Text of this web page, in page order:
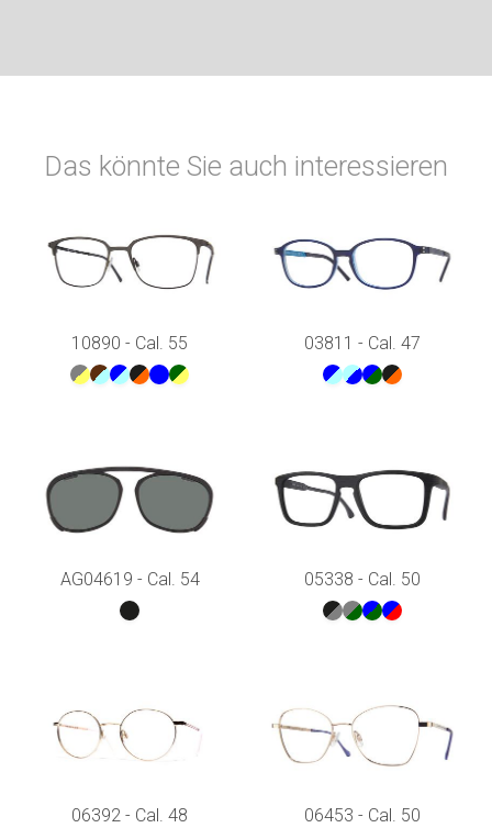
Das könnte Sie auch interessieren
10890 - Cal. 55 03811 - Cal. 47
AG04619 - Cal. 54 05338 - Cal. 50
06392 - Cal. 48 06453 - Cal. 50